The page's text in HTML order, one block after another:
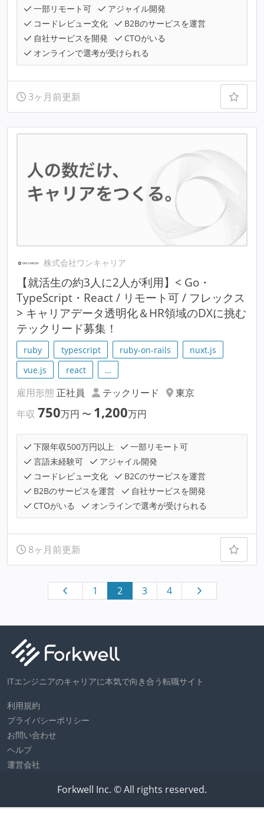
一部リモート可
アジャイル開発
コードレビュー文化
B2Bのサービスを運営
自社サービスを開発
CTOがいる
オンラインで選考が受けられる
3ヶ月前更新
株式会社ワンキャリア
【就活生の約3人に2人が利用】< Go・
TypeScript・React / リモート可 / フレックス
> キャリアデータ透明化＆HR領域のDXに挑む
テックリード募集！
ruby typescript ruby-on-rails
nuxt.js
vue.js
react …
雇用形態 正社員 テックリード
東京
年収 750万円 〜 1,200万円
下限年収500万円以上
一部リモート可
言語未経験可
アジャイル開発
コードレビュー文化
B2Cのサービスを運営
B2Bのサービスを運営
自社サービスを開発
CTOがいる
オンラインで選考が受けられる
8ヶ月前更新
1 2 3 4
ITエンジニアのキャリアに本気で向き合う転職サイト
利用規約
プライバシーポリシー
お問い合わせ
ヘルプ
運営会社
Forkwell Inc. © All rights reserved.